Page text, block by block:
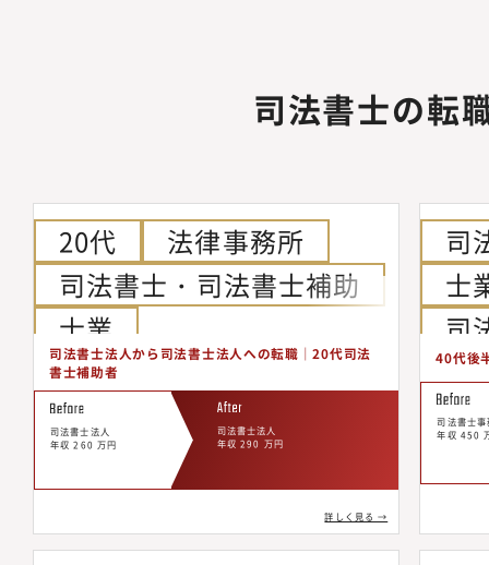
司法書士の転
20代
法律事務所
司法書士・司法書士補助
士業
司法書士法人から司法書士法人への転職｜20代司法
書士補助者
司法書士法人
年収 260 万円
司法書士法人
年収 290 万円
詳しく見る →
司
士
司
40代後
司法書士事
年収 450